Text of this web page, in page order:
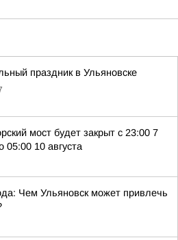
праздник в Ульяновске
мост будет закрыт с 23:00 7
05:00 10 августа
Чем Ульяновск может привлечь